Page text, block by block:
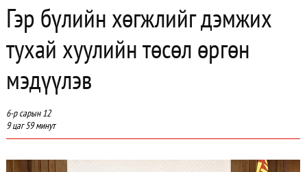
Гэр бүлийн хөгжлийг дэмжих
тухай хуулийн төсөл өргөн
мэдүүлэв
6-р сарын 12
9 цаг 59 минут